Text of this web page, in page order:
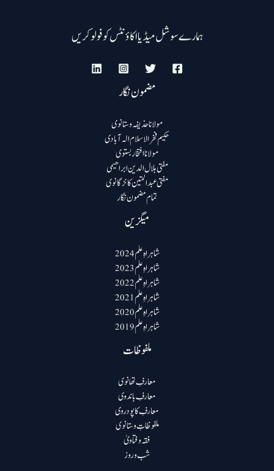
ہمارے سوشل میڈیا اکاؤنٹس کو فولو کریں
مضمون نگار
مولانا حذیفہ وستانوی
حکیم فخرالاسلام الہ آبادی
مولانا افتخار بستوی
مفتی ہلال الدین ابراھیمی
مفتی عبد المتین کانڑگانوی
تمام مضمون نگار
میگزین
شاہراہِ علم 2024
شاہراہِ علم 2023
شاہراہِ علم 2022
شاہراہِ علم 2021
شاہراہِ علم 2020
شاہراہِ علم 2019
ملفوظات
معارفِ تھانوی
معارفِ باندوی
معارفِ کاپودروی
ملفوظاتِ وستانوی
فقہ و فتاویٰ
شب و روز